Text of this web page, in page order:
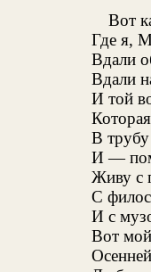
Вот
Где я,
Вдали
Вдали
И той
В
И —
Живу с
С
И с
Вот